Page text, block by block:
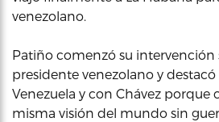
venezolano.
Patiño comenzó su intervención
presidente venezolano y destacó
Venezuela y con Chávez porque
misma visión del mundo sin